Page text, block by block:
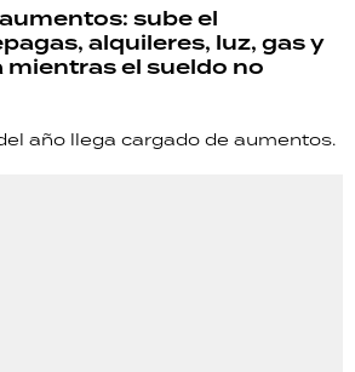
sube el
alquileres, luz, gas y
el sueldo no
año llega cargado de aumentos.